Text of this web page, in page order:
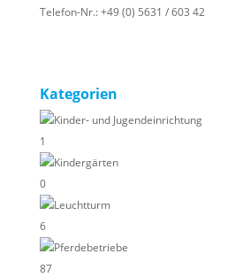
Telefon-Nr.:+49 (0) 5631 / 603 42
Kategorien
Kinder- und Jugendeinrichtung
1
Kindergärten
0
Leuchtturm
6
Pferdebetriebe
87